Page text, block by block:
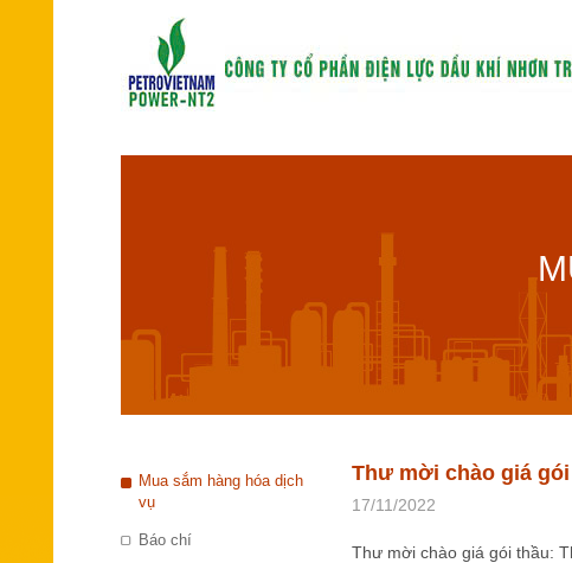
Mua sắm hàng hóa dịch
vụ
Báo chí
Thư mời chào giá
17/11/2022
Thư mời chào giá gói thầu: